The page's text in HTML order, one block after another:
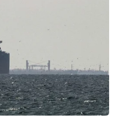
mùa Hè
cho độc
tế